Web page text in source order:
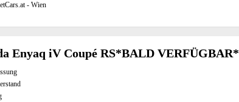
- Wien
Enyaq iV Coupé RS*BALD VERFÜGBAR*